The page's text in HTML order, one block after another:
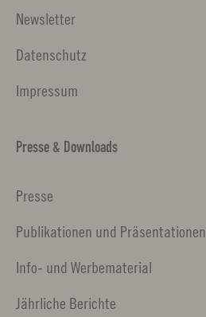
Newsletter
Datenschutz
Impressum
Presse & Downloads
Presse
Publikationen und Präsentationen
Info- und Werbematerial
Jährliche Berichte